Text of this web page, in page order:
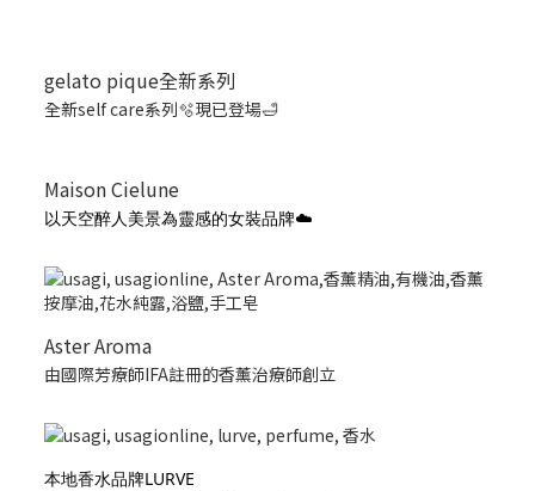
gelato pique全新系列
全新self care系列🫧現已登場🛁
Maison Cielune
以天空醉人美景為靈感的女裝品牌☁️
Aster Aroma
由國際芳療師IFA註冊的香薰治療師創立
本地香水品牌LURVE